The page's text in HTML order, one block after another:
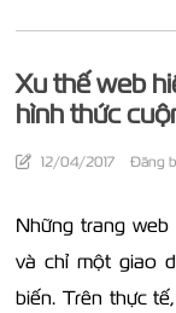
Xu thế web
hình thức
12/04/2017 Đăng
Những trang
và chỉ một giao
biến. Trên thực